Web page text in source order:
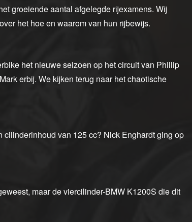
groeiende aantal afgelegde rijexamens. Wij
het hoe en waarom van hun rijbewijs.
het nieuwe seizoen op het circuit van Phillip
erbij. We kijken terug naar het chaotische
van 125 cc? Nick Enghardt ging op
maar de viercilinder-BMW K1200S die dit